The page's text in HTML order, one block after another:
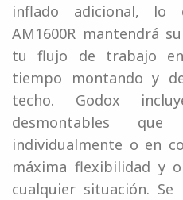
inflado adicional, lo
AM1600R mantendrá
tu flujo de trabajo
tiempo montando y
techo. Godox
desmontables
individualmente o en
máxima flexibilidad y
cualquier situación.